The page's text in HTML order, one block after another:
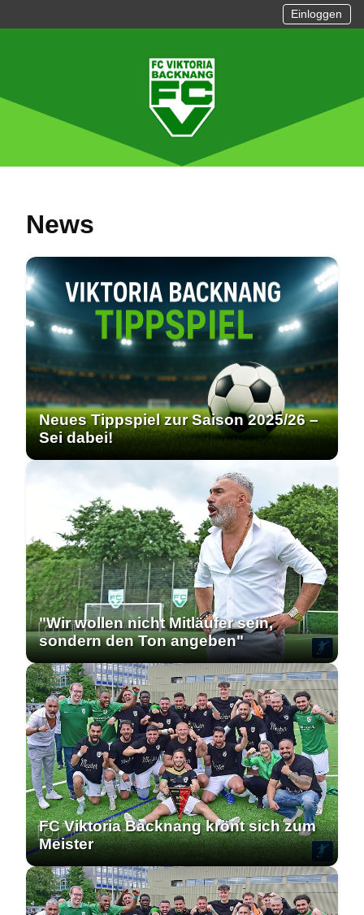
Einloggen
News
Neues Tippspiel zur Saison 2025/26 –
Sei dabei!
"Wir wollen nicht Mitläufer sein,
sondern den Ton angeben"
FC Viktoria Backnang krönt sich zum
Meister